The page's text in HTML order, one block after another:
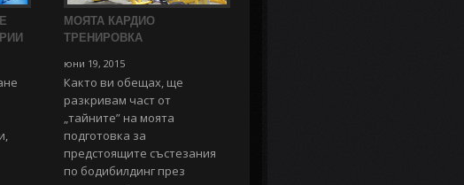
МОЯТА КАРДИО
ТРЕНИРОВКА
юни 19, 2015
Както ви обещах, ще
разкривам част от
„тайните” на моята
подготовка за
предстоящите състезания
по бодибилдинг през